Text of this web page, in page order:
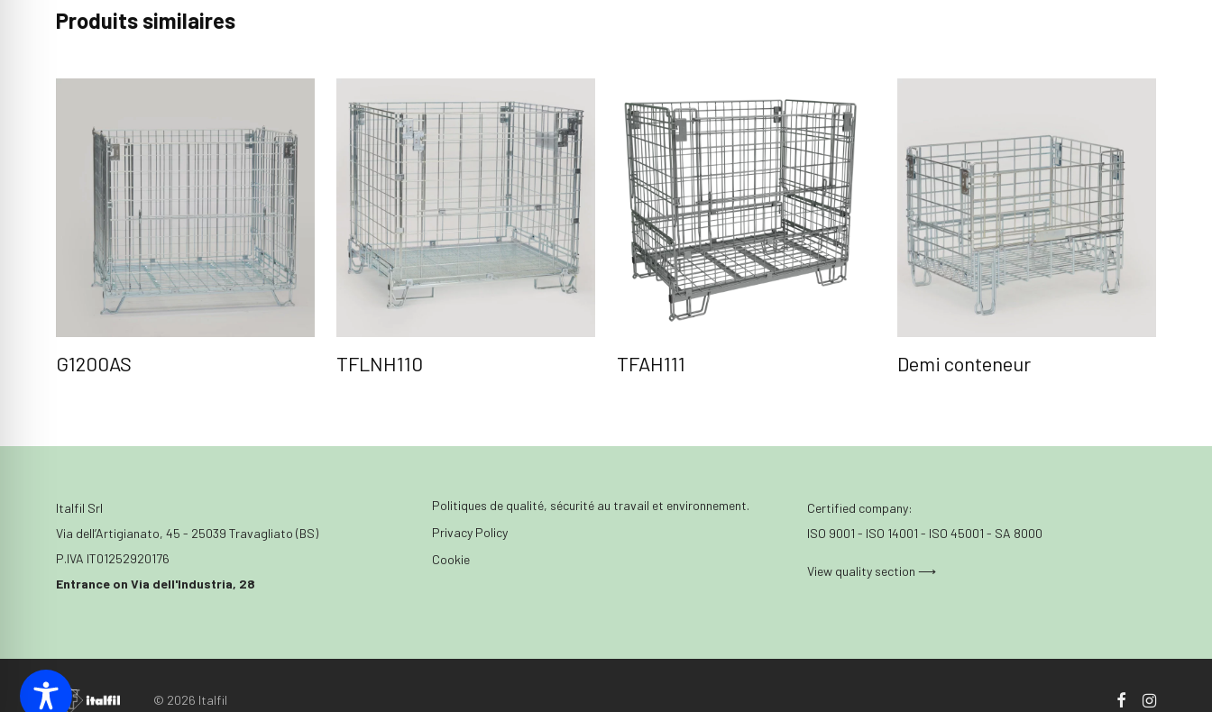
Produits similaires
G1200AS TFLNH110 TFAH111 Demi conteneur
Italfil Srl
Via dell’Artigianato, 45 - 25039 Travagliato (BS)
P.IVA IT01252920176
Entrance on Via dell'Industria, 28
Politiques de qualité, sécurité au travail et environnement.
Privacy Policy
Cookie
Certified company:
ISO 9001 - ISO 14001 - ISO 45001 - SA 8000
View quality section ⟶
© 2026 Italfil